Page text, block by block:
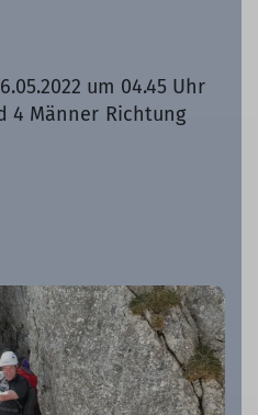
um 04.45 Uhr
4 Männer Richtung